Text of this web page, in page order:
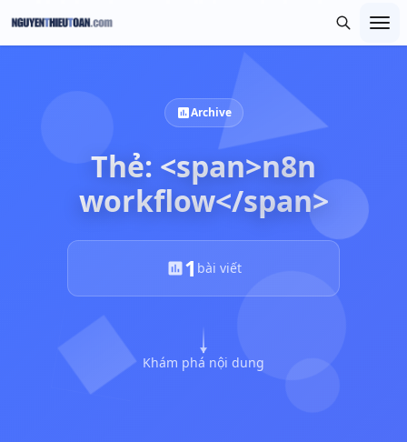
Archive
Thẻ: <span>n8n
workflow</span>
1 bài viết
Khám phá nội dung